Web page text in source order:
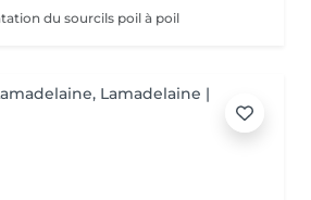
du sourcils poil à poil